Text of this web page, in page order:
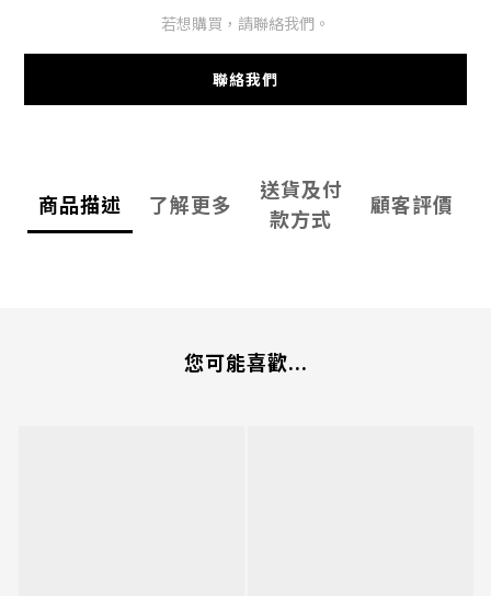
若想購買，請聯絡我們。
聯絡我們
商品描述 了解更多
送貨及付
款方式
顧客評價
您可能喜歡...